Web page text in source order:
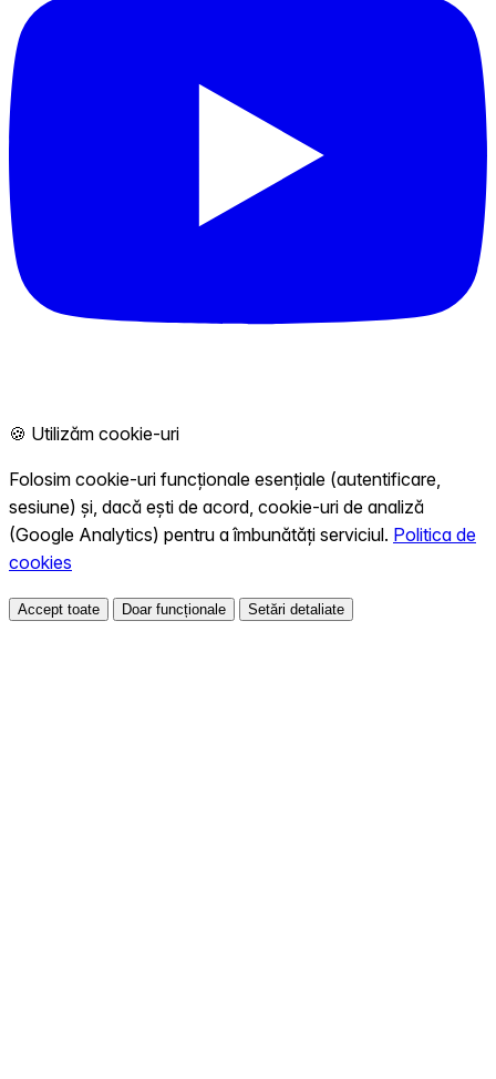
🍪 Utilizăm cookie-uri
Folosim cookie-uri funcționale esențiale (autentificare,
sesiune) și, dacă ești de acord, cookie-uri de analiză
(Google Analytics) pentru a îmbunătăți serviciul. Politica de
cookies
Accept toate Doar funcționale Setări detaliate